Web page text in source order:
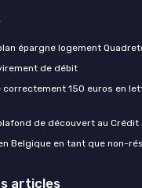
épargne logement
de débit
correctement 150 euros en
de découvert au Crédit
Belgique en tant que non-
articles